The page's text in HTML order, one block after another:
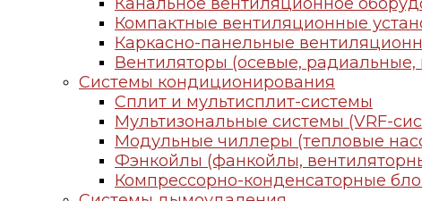
Компактные вентиляционные
Каркасно-панельные
Вентиляторы (осевые,
Системы кондиционирования
Сплит и мультисплит-системы
Мультизональные системы (VRF-
Модульные чиллеры (тепловые
Фэнкойлы (фанкойлы,
Компрессорно-конденсаторные